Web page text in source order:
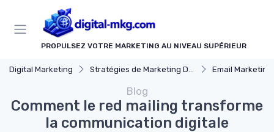
PROPULSEZ VOTRE MARKETING AU NIVEAU SUPÉRIEUR
Digital Marketing Stratégies de Marketing Digital Email Marketing
Blog
Comment le red mailing transforme
la communication digitale
Panneau de gestion des cookies